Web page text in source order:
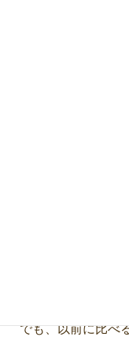
でも、以前に比べ